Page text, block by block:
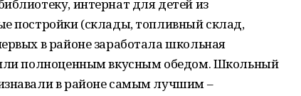
интернат для детей из
постройки (склады, топливный склад,
в районе заработала школьная
полноценным вкусным обедом. Школьный
в районе самым лучшим –